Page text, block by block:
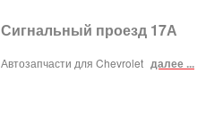
Сигнальный проезд 17А
Автозапчасти для Chevrolet далее ...